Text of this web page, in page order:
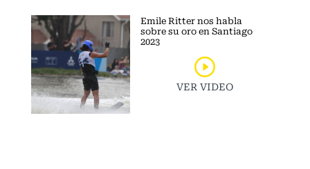
Emile Ritter nos habla
sobre su oro en Santiago
2023
VER VIDEO